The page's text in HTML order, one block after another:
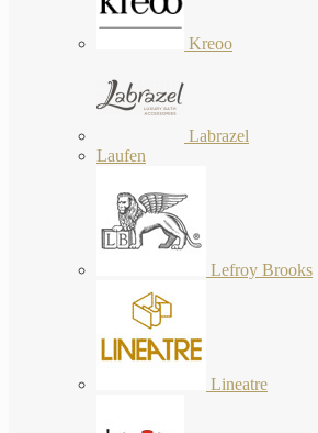
Kreoo
Labrazel
Laufen
Lefroy Brooks
Lineatre